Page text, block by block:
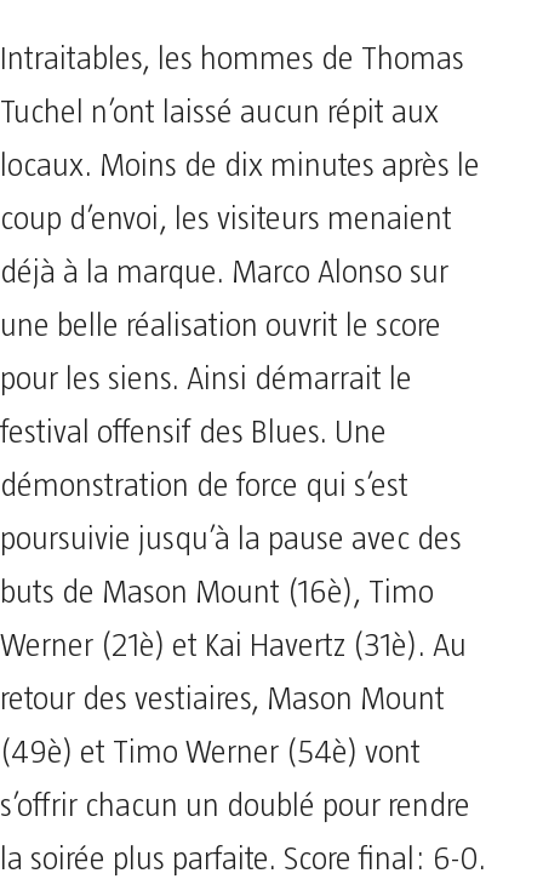
Intraitables, les hommes de Thomas
Tuchel n’ont laissé aucun répit aux
locaux. Moins de dix minutes après le
coup d’envoi, les visiteurs menaient
déjà à la marque. Marco Alonso sur
une belle réalisation ouvrit le score
pour les siens. Ainsi démarrait le
festival offensif des Blues. Une
démonstration de force qui s’est
poursuivie jusqu’à la pause avec des
buts de Mason Mount (16è), Timo
Werner (21è) et Kai Havertz (31è). Au
retour des vestiaires, Mason Mount
(49è) et Timo Werner (54è) vont
s’offrir chacun un doublé pour rendre
la soirée plus parfaite. Score final: 6-0.